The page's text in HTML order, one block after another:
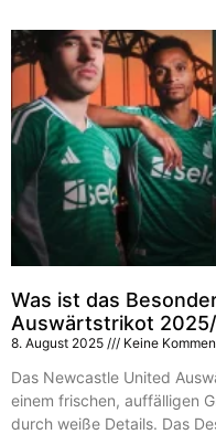
Was ist das
Auswärtstrikot
8. August 2025 Keine
Das Newcastle United
einem frischen, auffälligen
durch weiße Details. Das